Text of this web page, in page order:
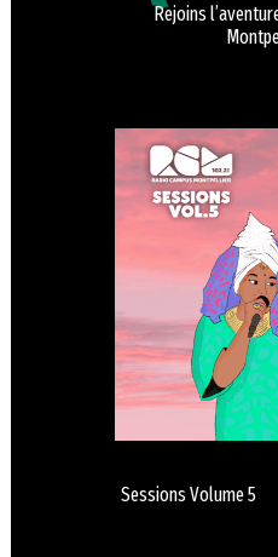
Rejoins
Sessions Volume 5